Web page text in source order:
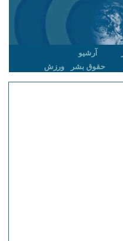
آرشیو
حقوق بشر ورزش